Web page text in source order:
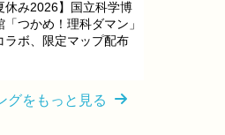
休み2026】国立科学博
「つかめ！理科ダマン」
ラボ、限定マップ配布
グをもっと見る